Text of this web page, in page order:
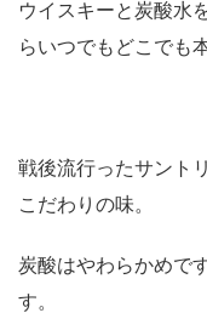
ウイスキーと炭酸水
らいつでもどこでも
戦後流行ったサント
こだわりの味。
炭酸はやわらかめで
す。